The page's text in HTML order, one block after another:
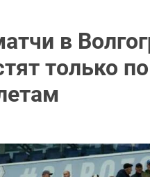
в
только